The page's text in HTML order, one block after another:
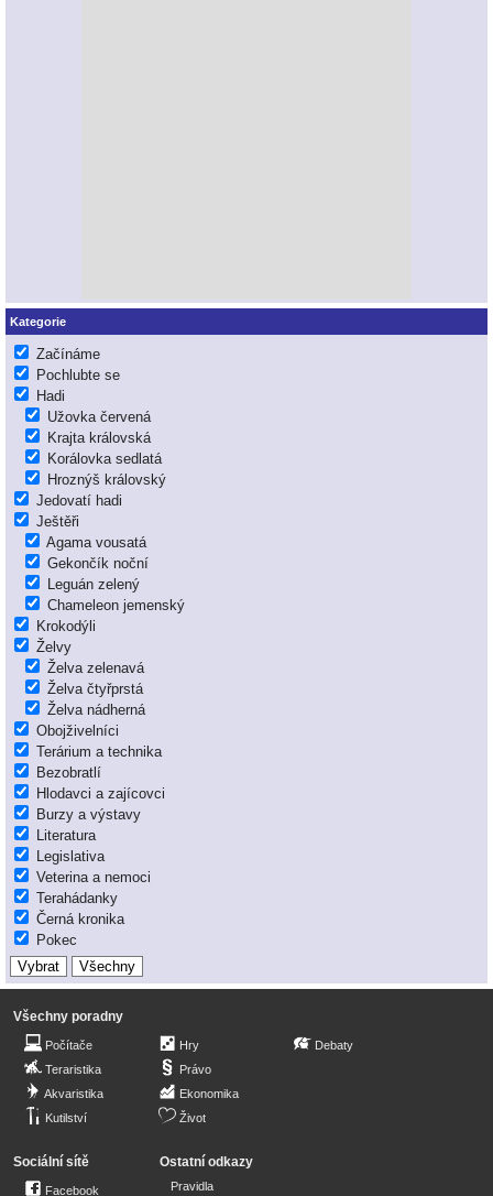
Kategorie
Začínáme
Pochlubte se
Hadi
Užovka červená
Krajta královská
Korálovka sedlatá
Hroznýš královský
Jedovatí hadi
Ještěři
Agama vousatá
Gekončík noční
Leguán zelený
Chameleon jemenský
Krokodýli
Želvy
Želva zelenavá
Želva čtyřprstá
Želva nádherná
Obojživelníci
Terárium a technika
Bezobratlí
Hlodavci a zajícovci
Burzy a výstavy
Literatura
Legislativa
Veterina a nemoci
Terahádanky
Černá kronika
Pokec
Všechny poradny
Počítače
Teraristika
Akvaristika
Kutilství
Hry
Právo
Ekonomika
Život
Debaty
Sociální sítě
Facebook
Ostatní odkazy
Pravidla